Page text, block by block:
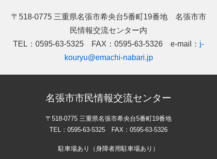
〒518-0775 三重県名張市希央台5番町19番地 名張市市
民情報交流センター内
TEL：0595-63-5325 FAX：0595-63-5326 e-mail： j-
kouryu@emachi-nabari.jp
名張市市民情報交流センター
〒518-0775 三重県名張市希央台5番町19番地
TEL：0595-63-5325 FAX：0595-63-5326
駐車場あり（身障者用駐車場あり）